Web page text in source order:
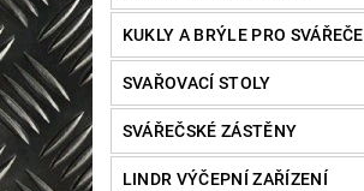
KUKLY A BRÝLE PRO SVÁŘEČE
SVAŘOVACÍ STOLY
SVÁŘEČSKÉ ZÁSTĚNY
LINDR VÝČEPNÍ ZAŘÍZENÍ